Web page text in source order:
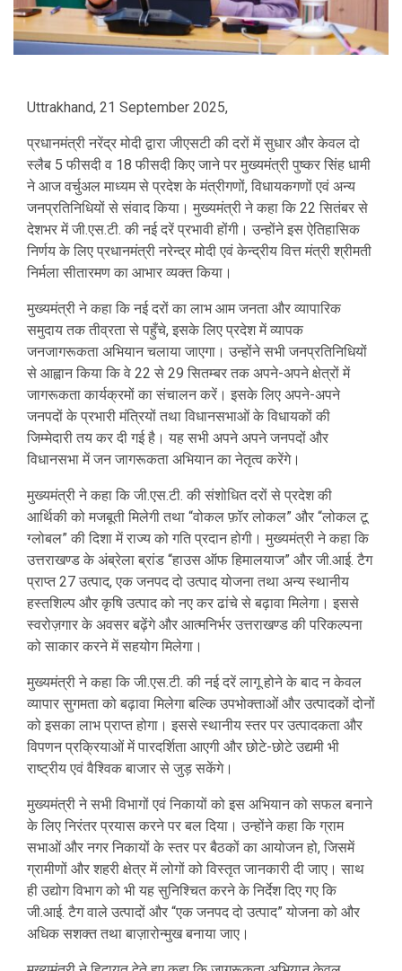
Uttrakhand, 21 September 2025,
प्रधानमंत्री नरेंद्र मोदी द्वारा जीएसटी की दरों में सुधार और केवल दो
स्लैब 5 फीसदी व 18 फीसदी किए जाने पर मुख्यमंत्री पुष्कर सिंह धामी
ने आज वर्चुअल माध्यम से प्रदेश के मंत्रीगणों, विधायकगणों एवं अन्य
जनप्रतिनिधियों से संवाद किया। मुख्यमंत्री ने कहा कि 22 सितंबर से
देशभर में जी.एस.टी. की नई दरें प्रभावी होंगी। उन्होंने इस ऐतिहासिक
निर्णय के लिए प्रधानमंत्री नरेन्द्र मोदी एवं केन्द्रीय वित्त मंत्री श्रीमती
निर्मला सीतारमण का आभार व्यक्त किया।
मुख्यमंत्री ने कहा कि नई दरों का लाभ आम जनता और व्यापारिक
समुदाय तक तीव्रता से पहुँचे, इसके लिए प्रदेश में व्यापक
जनजागरूकता अभियान चलाया जाएगा। उन्होंने सभी जनप्रतिनिधियों
से आह्वान किया कि वे 22 से 29 सितम्बर तक अपने-अपने क्षेत्रों में
जागरूकता कार्यक्रमों का संचालन करें। इसके लिए अपने-अपने
जनपदों के प्रभारी मंत्रियों तथा विधानसभाओं के विधायकों की
जिम्मेदारी तय कर दी गई है। यह सभी अपने अपने जनपदों और
विधानसभा में जन जागरूकता अभियान का नेतृत्व करेंगे।
मुख्यमंत्री ने कहा कि जी.एस.टी. की संशोधित दरों से प्रदेश की
आर्थिकी को मजबूती मिलेगी तथा “वोकल फ़ॉर लोकल” और “लोकल टू
ग्लोबल” की दिशा में राज्य को गति प्रदान होगी। मुख्यमंत्री ने कहा कि
उत्तराखण्ड के अंब्रेला ब्रांड “हाउस ऑफ हिमालयाज” और जी.आई. टैग
प्राप्त 27 उत्पाद, एक जनपद दो उत्पाद योजना तथा अन्य स्थानीय
हस्तशिल्प और कृषि उत्पाद को नए कर ढांचे से बढ़ावा मिलेगा। इससे
स्वरोज़गार के अवसर बढ़ेंगे और आत्मनिर्भर उत्तराखण्ड की परिकल्पना
को साकार करने में सहयोग मिलेगा।
मुख्यमंत्री ने कहा कि जी.एस.टी. की नई दरें लागू होने के बाद न केवल
व्यापार सुगमता को बढ़ावा मिलेगा बल्कि उपभोक्ताओं और उत्पादकों दोनों
को इसका लाभ प्राप्त होगा। इससे स्थानीय स्तर पर उत्पादकता और
विपणन प्रक्रियाओं में पारदर्शिता आएगी और छोटे-छोटे उद्यमी भी
राष्ट्रीय एवं वैश्विक बाजार से जुड़ सकेंगे।
मुख्यमंत्री ने सभी विभागों एवं निकायों को इस अभियान को सफल बनाने
के लिए निरंतर प्रयास करने पर बल दिया। उन्होंने कहा कि ग्राम
सभाओं और नगर निकायों के स्तर पर बैठकों का आयोजन हो, जिसमें
ग्रामीणों और शहरी क्षेत्र में लोगों को विस्तृत जानकारी दी जाए। साथ
ही उद्योग विभाग को भी यह सुनिश्चित करने के निर्देश दिए गए कि
जी.आई. टैग वाले उत्पादों और “एक जनपद दो उत्पाद” योजना को और
अधिक सशक्त तथा बाज़ारोन्मुख बनाया जाए।